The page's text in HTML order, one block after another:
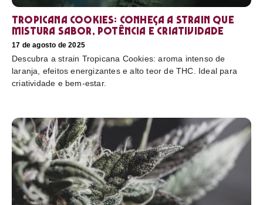
Tropicana Cookies: conheça a strain que
mistura sabor, potência e criatividade
17 de agosto de 2025
Descubra a strain Tropicana Cookies: aroma intenso de
laranja, efeitos energizantes e alto teor de THC. Ideal para
criatividade e bem-estar.